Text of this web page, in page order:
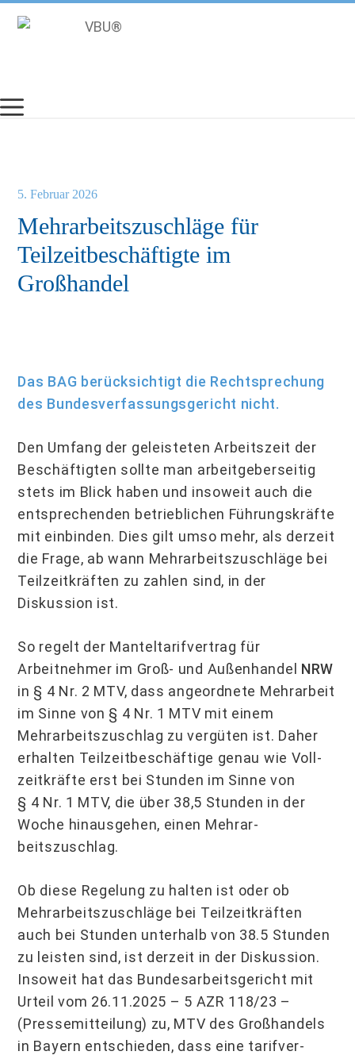
Inhalt
Mehrarbeitszuschläge für
Teilzeitbeschäftigte im
Großhandel
5. Februar 2026
Das BAG berücksichtigt die Rechtsprechung
des Bundesverfassungsgericht nicht.
Den Umfang der geleisteten Arbeitszeit der
Beschäftigten sollte man arbeitgeberseitig
stets im Blick haben und insoweit auch die
entsprechenden betrieblichen Führungs­kräfte
mit einbinden. Dies gilt umso mehr, als derzeit
die Frage, ab wann Mehrarbeits­zuschläge bei
Teilzeitkräften zu zahlen sind, in der
Diskussion ist.
So regelt der Manteltarifvertrag für
Arbeitnehmer im Groß- und Außenhandel NRW
in § 4 Nr. 2 MTV, dass angeordnete Mehrarbeit
im Sinne von § 4 Nr. 1 MTV mit einem
Mehrarbeitszuschlag zu vergüten ist. Daher
erhalten Teilzeitbeschäftige genau wie Voll­
zeitkräfte erst bei Stunden im Sinne von
§ 4 Nr. 1 MTV, die über 38,5 Stunden in der
Woche hinausgehen, einen Mehrar­
beitszuschlag.
Ob diese Regelung zu halten ist oder ob
Mehrarbeitszuschläge bei Teilzeitkräften
auch bei Stunden unterhalb von 38.5 Stunden
zu leisten sind, ist derzeit in der Diskussion.
Insoweit hat das Bundesarbeitsgericht mit
Urteil vom 26.11.2025 – 5 AZR 118/23 –
(Pressemitteilung) zu, MTV des Großhandels
in Bayern entschieden, dass eine tarifver­